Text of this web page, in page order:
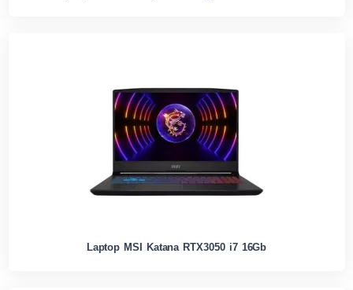
Laptop MSI Katana RTX3050 i7 16Gb